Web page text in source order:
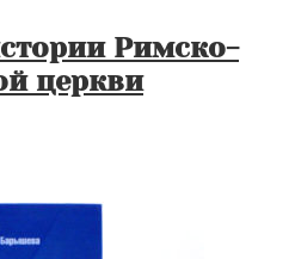
Римско-
церкви